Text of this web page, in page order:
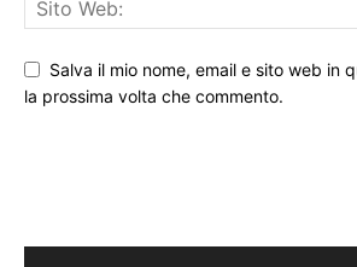
Salva il mio nome, email e sito web in
la prossima volta che commento.